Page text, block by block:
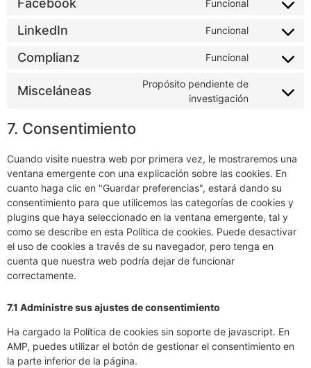
Facebook Funcional
LinkedIn Funcional
Complianz Funcional
Misceláneas
Propósito pendiente de
investigación
7. Consentimiento
Cuando visite nuestra web por primera vez, le mostraremos una
ventana emergente con una explicación sobre las cookies. En
cuanto haga clic en "Guardar preferencias", estará dando su
consentimiento para que utilicemos las categorías de cookies y
plugins que haya seleccionado en la ventana emergente, tal y
como se describe en esta Política de cookies. Puede desactivar
el uso de cookies a través de su navegador, pero tenga en
cuenta que nuestra web podría dejar de funcionar
correctamente.
7.1 Administre sus ajustes de consentimiento
Ha cargado la Política de cookies sin soporte de javascript. En
AMP, puedes utilizar el botón de gestionar el consentimiento en
la parte inferior de la página.